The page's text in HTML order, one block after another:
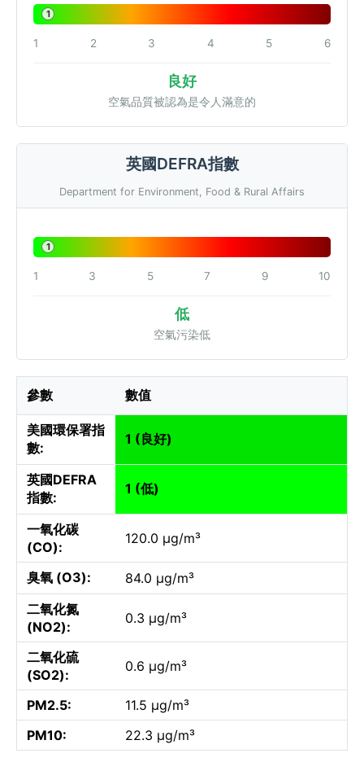
1
1 2 3 4 5 6
良好
空氣品質被認為是令人滿意的
英國DEFRA指數
Department for Environment, Food & Rural Affairs
1
1 3 5 7 9 10
低
空氣污染低
參數 數值
美國環保署指
數:
1 (良好)
英國DEFRA
指數:
1 (低)
一氧化碳
(CO):
120.0 µg/m³
臭氧 (O3):
84.0 µg/m³
二氧化氮
(NO2):
0.3 µg/m³
二氧化硫
(SO2):
0.6 µg/m³
PM2.5:
11.5 µg/m³
PM10:
22.3 µg/m³